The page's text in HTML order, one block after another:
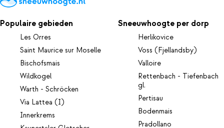
Populaire gebieden
Les Orres
Saint Maurice sur Moselle
Bischofsmais
Wildkogel
Warth - Schröcken
Via Lattea (I)
Innerkrems
Sneeuwhoogte per dorp
Herlikovice
Voss (Fjellandsby)
Valloire
Rettenbach - Tiefenbach
gl.
Pertisau
Bodenmais
Pradollano